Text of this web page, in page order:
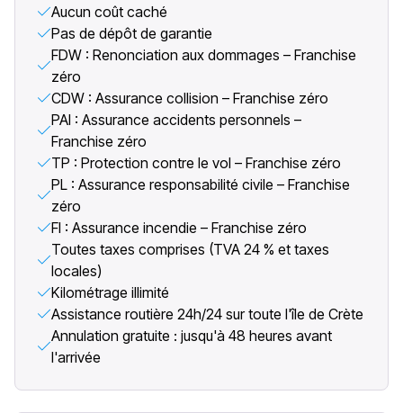
Aucun coût caché
Pas de dépôt de garantie
FDW : Renonciation aux dommages – Franchise
zéro
CDW : Assurance collision – Franchise zéro
PAI : Assurance accidents personnels –
Franchise zéro
TP : Protection contre le vol – Franchise zéro
PL : Assurance responsabilité civile – Franchise
zéro
FI : Assurance incendie – Franchise zéro
Toutes taxes comprises (TVA 24 % et taxes
locales)
Kilométrage illimité
Assistance routière 24h/24 sur toute l'île de Crète
Annulation gratuite : jusqu'à 48 heures avant
l'arrivée